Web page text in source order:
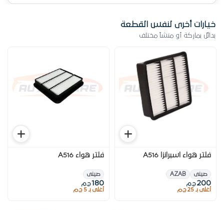
خيارات أخرى لنفس القطعة
بدائل بماركة أو منشأ مختلف
فلتر هواء اسبرانزا A516
صينى AZAB
200 ج.م
أغلى بـ 25 ج.م
فلتر هواء A516
صينى
180ج.م
أغلى بـ 5 ج.م